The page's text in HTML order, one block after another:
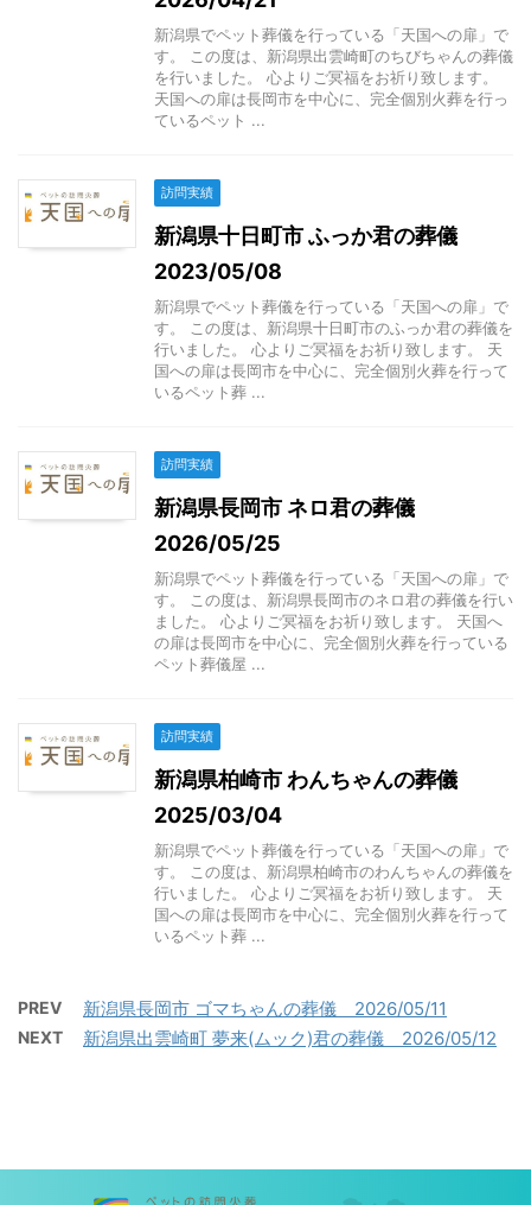
新潟県でペット葬儀を行っている「天国への扉」で
す。 この度は、新潟県出雲崎町のちびちゃんの葬儀
を行いました。 心よりご冥福をお祈り致します。
天国への扉は長岡市を中心に、完全個別火葬を行っ
ているペット ...
訪問実績
新潟県十日町市 ふっか君の葬儀
2023/05/08
新潟県でペット葬儀を行っている「天国への扉」で
す。 この度は、新潟県十日町市のふっか君の葬儀を
行いました。 心よりご冥福をお祈り致します。 天
国への扉は長岡市を中心に、完全個別火葬を行って
いるペット葬 ...
訪問実績
新潟県長岡市 ネロ君の葬儀
2026/05/25
新潟県でペット葬儀を行っている「天国への扉」で
す。 この度は、新潟県長岡市のネロ君の葬儀を行い
ました。 心よりご冥福をお祈り致します。 天国へ
の扉は長岡市を中心に、完全個別火葬を行っている
ペット葬儀屋 ...
訪問実績
新潟県柏崎市 わんちゃんの葬儀
2025/03/04
新潟県でペット葬儀を行っている「天国への扉」で
す。 この度は、新潟県柏崎市のわんちゃんの葬儀を
行いました。 心よりご冥福をお祈り致します。 天
国への扉は長岡市を中心に、完全個別火葬を行って
いるペット葬 ...
PREV 新潟県長岡市 ゴマちゃんの葬儀 2026/05/11
NEXT 新潟県出雲崎町 夢来(ムック)君の葬儀 2026/05/12